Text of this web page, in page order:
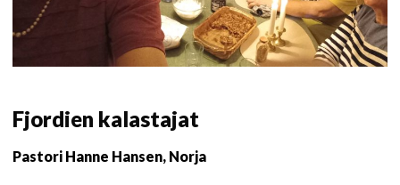
Fjordien kalastajat
Pastori Hanne Hansen, Norja